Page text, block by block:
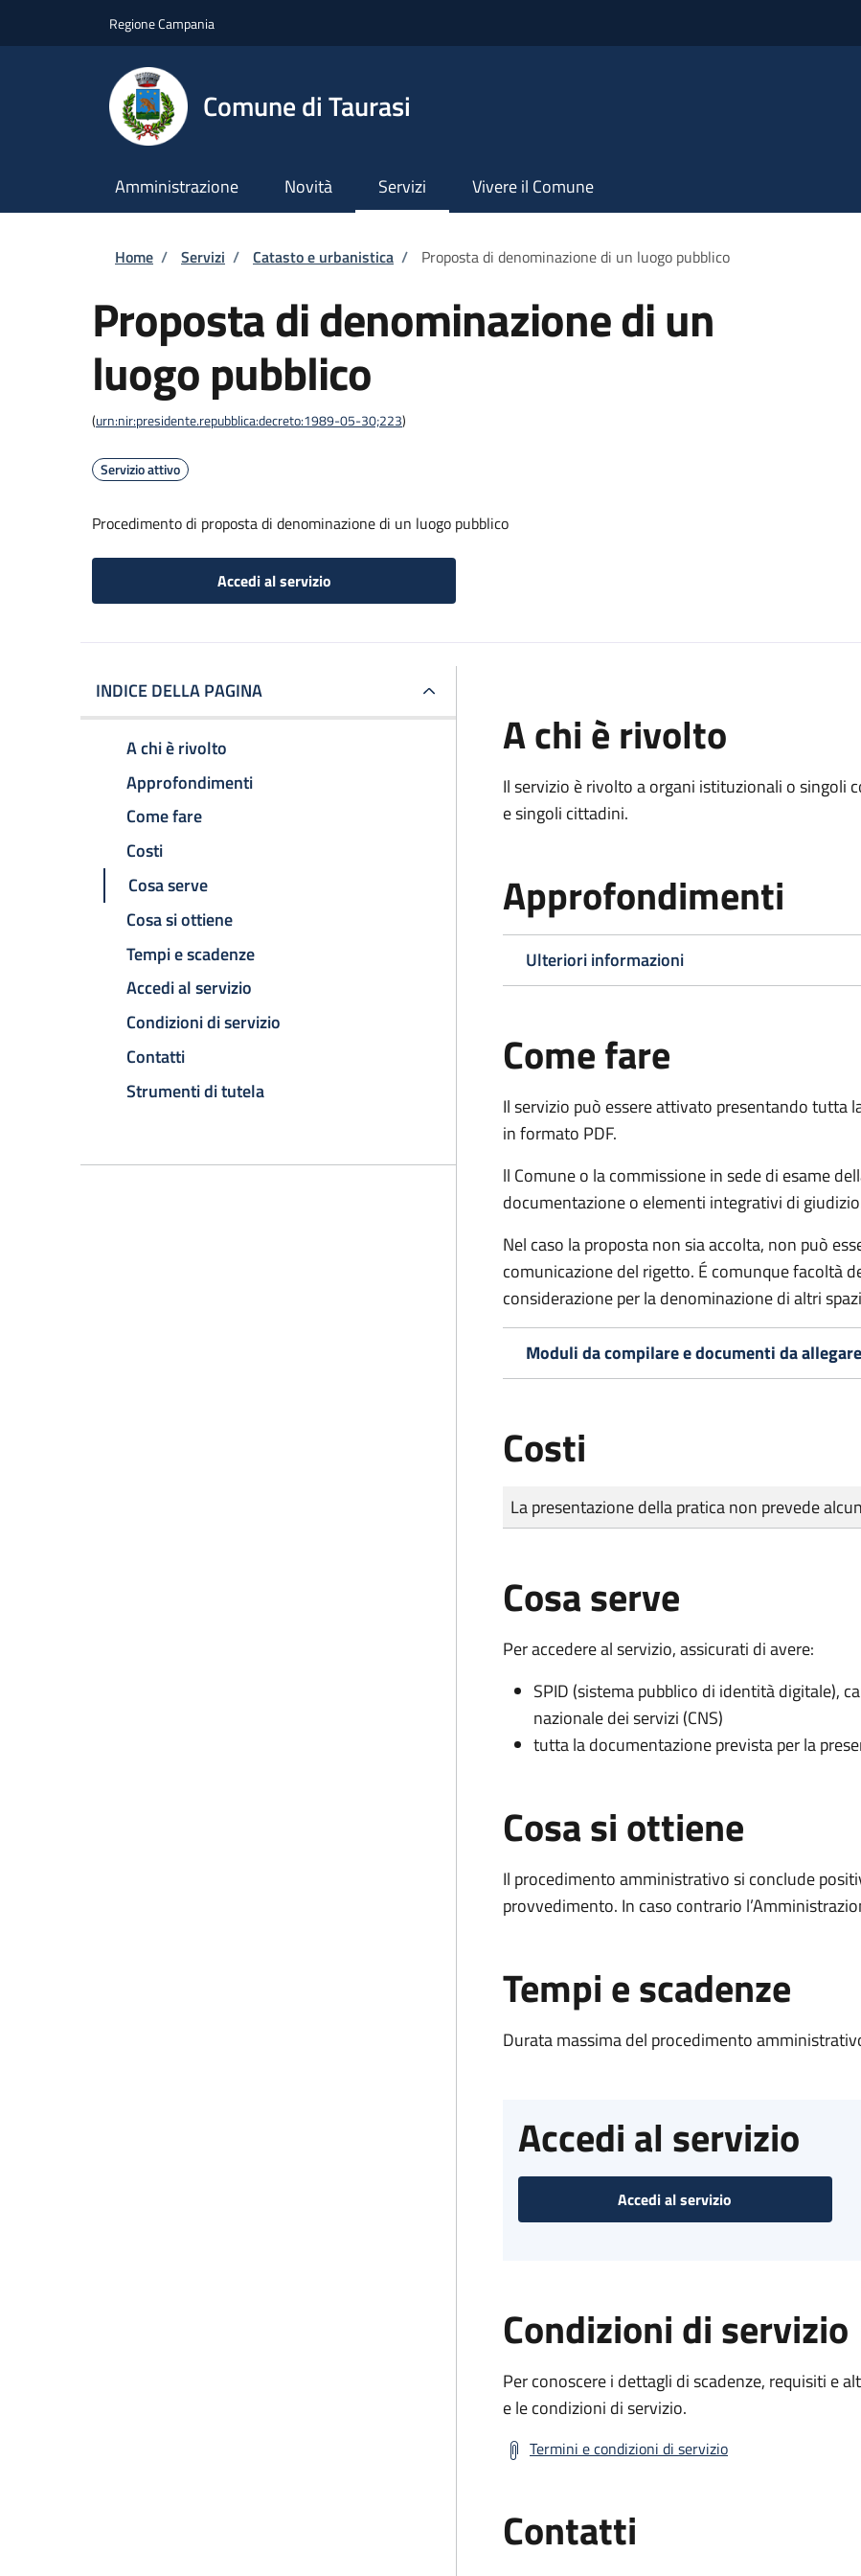
Regione Campania
Comune di Taurasi
Amministrazione Novità Servizi Vivere il Comune
Briciole di pane
Home / Servizi / Catasto e urbanistica / Proposta di denominazione di un luogo pubblico
Proposta di denominazione di un
luogo pubblico
(urn:nir:presidente.repubblica:decreto:1989-05-30;223)
Servizio attivo
Procedimento di proposta di denominazione di un luogo pubblico
Accedi al servizio
INDICE DELLA PAGINA
A chi è rivolto
Approfondimenti
Come fare
Costi
Cosa serve
Cosa si ottiene
Tempi e scadenze
Accedi al servizio
Condizioni di servizio
Contatti
Strumenti di tutela
A chi è rivolto
Il servizio è rivolto a organi istituzionali o singoli
e singoli cittadini.
Approfondimenti
Ulteriori informazioni
Come fare
Il servizio può essere attivato presentando tutta
in formato PDF.
ll Comune o la commissione in sede di esame
documentazione o elementi integrativi di
Nel caso la proposta non sia accolta, non può
comunicazione del rigetto. É comunque facoltà
considerazione per la denominazione di altri
Moduli da compilare e documenti da allegare
Costi
Tipo di pagamento
Importo
La presentazione della pratica non prevede
Cosa serve
Per accedere al servizio, assicurati di avere:
SPID (sistema pubblico di identità digitale),
nazionale dei servizi (CNS)
tutta la documentazione prevista per la
Cosa si ottiene
Il procedimento amministrativo si conclude
provvedimento. In caso contrario
Tempi e scadenze
Durata massima del procedimento
Accedi al servizio
Accedi al servizio
Condizioni di servizio
Per conoscere i dettagli di scadenze, requisiti e
e le condizioni di servizio.
Termini e condizioni di servizio
Contatti